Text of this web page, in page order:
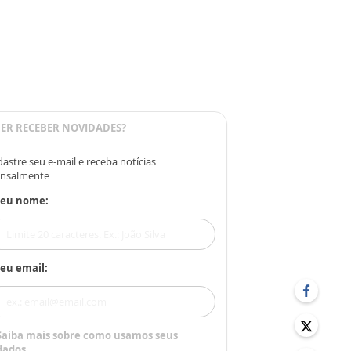
RECEBER NOVIDADES?
seu e-mail e receba notícias
nome:
email:
mais sobre como usamos seus